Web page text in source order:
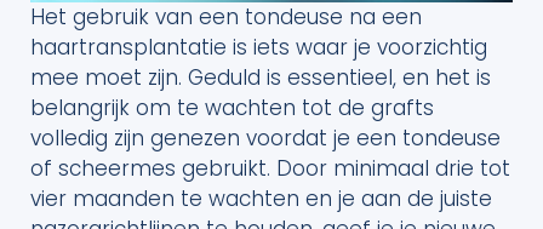
Het gebruik van een tondeuse na een
haartransplantatie is iets waar je voorzichtig
mee moet zijn. Geduld is essentieel, en het is
belangrijk om te wachten tot de grafts
volledig zijn genezen voordat je een tondeuse
of scheermes gebruikt. Door minimaal drie tot
vier maanden te wachten en je aan de juiste